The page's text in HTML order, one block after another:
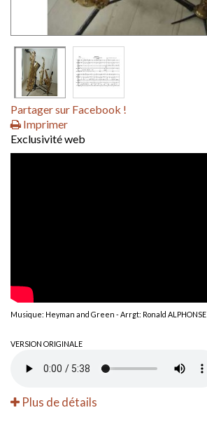
Partager sur Facebook !
Imprimer
Exclusivité web
Musique: Heyman and Green - Arrgt: Ronald ALPHONSE
VERSION ORIGINALE
Plus de détails